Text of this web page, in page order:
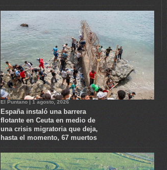
El Puntano | 1 agosto, 2026
España instaló una barrera
flotante en Ceuta en medio de
una crisis migratoria que deja,
hasta el momento, 67 muertos